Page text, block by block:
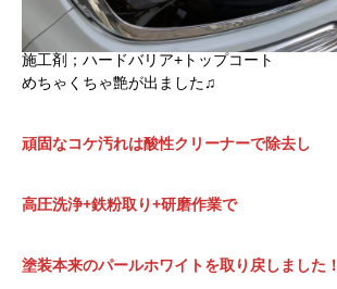
施工剤；ハードバリア+トップコート
めちゃくちゃ艶が出ました♫
頑固なコケ汚れは酸性クリーナーで除去し
高圧洗浄+鉄粉取り+研磨作業で
塗装本来のパールホワイトを取り戻しました！